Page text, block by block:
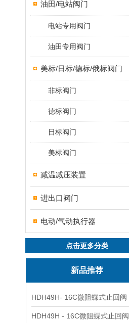
油田/电站阀门
电站专用阀门
油田专用阀门
美标/日标/德标/俄标阀门
非标阀门
德标阀门
日标阀门
美标阀门
减温减压装置
进出口阀门
电动/气动执行器
点击更多分类
新品推荐
HDH49H- 16C微阻蝶式止回阀
HDH49H - 16C微阻蝶式止回阀